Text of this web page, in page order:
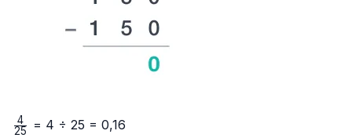
\frac{4}
25
4 = 4 ÷ 25 = 0,16